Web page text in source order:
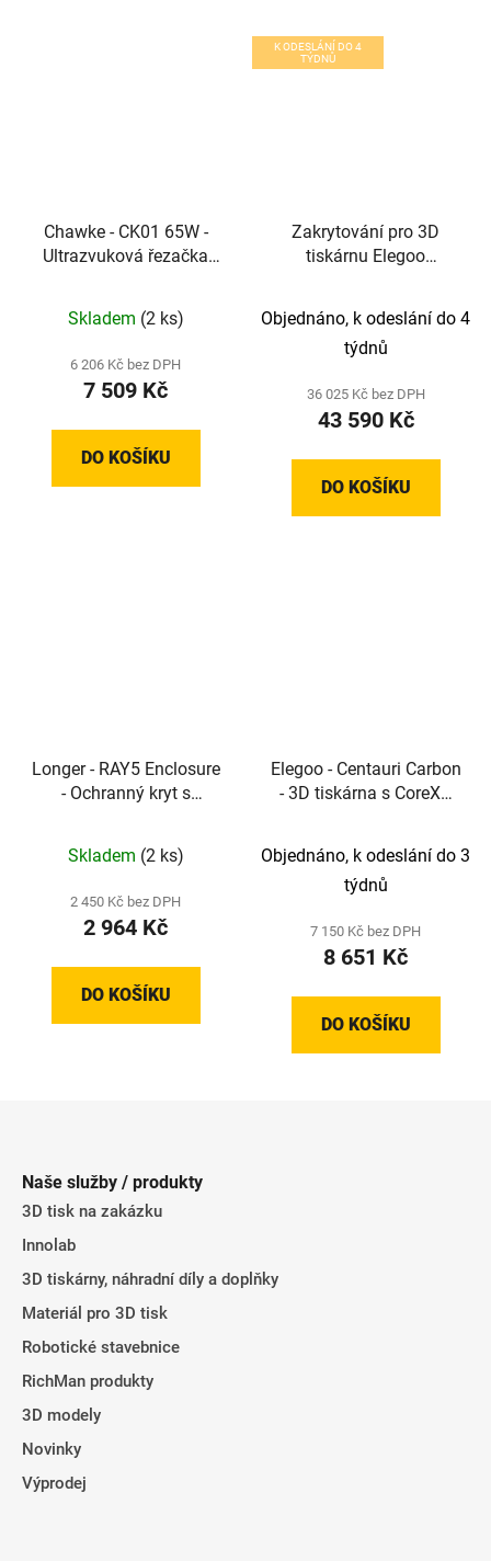
Chawke - CK01 65W -
Ultrazvuková řezačka
Skladem (2 ks)
6 206 Kč bez DPH
7 509 Kč
DO KOŠÍKU
K ODESLÁNÍ DO 4
TÝDNŮ
Zakrytování pro 3D
tiskárnu Elegoo
Objednáno, k odeslání do 4
týdnů
36 025 Kč bez DPH
43 590 Kč
DO KOŠÍKU
Longer - RAY5 Enclosure
- Ochranný kryt s
Skladem (2 ks)
2 450 Kč bez DPH
2 964 Kč
DO KOŠÍKU
Elegoo - Centauri Carbon
- 3D tiskárna s CoreXY
Objednáno, k odeslání do 3
týdnů
7 150 Kč bez DPH
8 651 Kč
DO KOŠÍKU
Naše služby / produkty
3D tisk na zakázku
Innolab
3D tiskárny, náhradní díly a doplňky
Materiál pro 3D tisk
Robotické stavebnice
RichMan produkty
3D modely
Novinky
Výprodej